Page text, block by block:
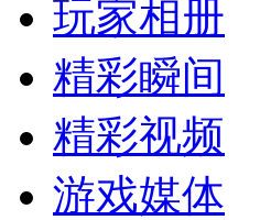
玩家相册
精彩瞬间
精彩视频
游戏媒体